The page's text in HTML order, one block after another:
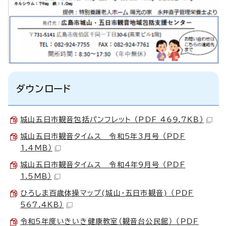
ダウンロード
城山五日市観音包括パンフレット （PDF 469.7KB）
城山五日市観音タイムス 令和5年3月号 （PDF
1.4MB）
城山五日市観音タイムス 令和4年9月号 （PDF
1.5MB）
ひろしま百歳体操マップ(城山・五日市観音) （PDF
567.4KB）
令和5年度いきいき健康教室（観音台公民館） （PDF